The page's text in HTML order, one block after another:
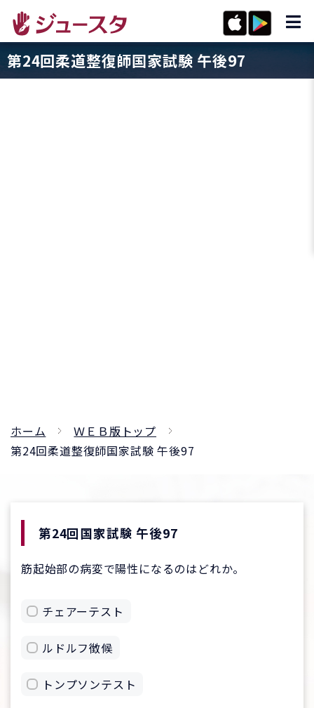
第24回柔道整復師国家試験 午後97
ホーム
ＷＥＢ版トップ
第24回柔道整復師国家試験 午後97
第24回国家試験 午後97
筋起始部の病変で陽性になるのはどれか。
チェアーテスト
ルドルフ徴候
トンプソンテスト